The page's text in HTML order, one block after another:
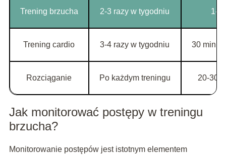
Trening brzucha 2-3 razy w tygodniu 1-2
Trening cardio 3-4 razy w tygodniu 30
Rozciąganie Po każdym treningu 20-30
Jak monitorować postępy w treningu
brzucha?
Monitorowanie postępów jest istotnym elementem